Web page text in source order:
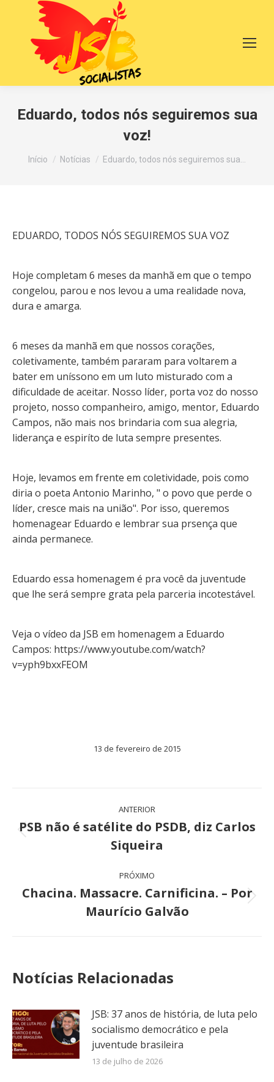
Eduardo, todos nós seguiremos sua
voz!
Você está aqui:
Início Notícias Eduardo, todos nós seguiremos sua…
EDUARDO, TODOS NÓS SEGUIREMOS SUA VOZ
Hoje completam 6 meses da manhã em que o tempo
congelou, parou e nos levou a uma realidade nova,
dura e amarga.
6 meses da manhã em que nossos corações,
coletivamente, também pararam para voltarem a
bater em uníssono em um luto misturado com a
dificuldade de aceitar. Nosso líder, porta voz do nosso
projeto, nosso companheiro, amigo, mentor, Eduardo
Campos, não mais nos brindaria com sua alegria,
liderança e espiríto de luta sempre presentes.
Hoje, levamos em frente em coletividade, pois como
diria o poeta Antonio Marinho, " o povo que perde o
líder, cresce mais na união". Por isso, queremos
homenagear Eduardo e lembrar sua prsença que
ainda permanece.
Eduardo essa homenagem é pra você da juventude
que lhe será sempre grata pela parceria incotestável.
Veja o vídeo da JSB em homenagem a Eduardo
Campos: https://www.youtube.com/watch?
v=yph9bxxFEOM
13 de fevereiro de 2015
Navegação
de
ANTERIOR
Post
anterior:
PSB não é satélite do PSDB, diz Carlos
Siqueira
PRÓXIMO
Próximo
post:
Chacina. Massacre. Carnificina. – Por
Maurício Galvão
Notícias Relacionadas
JSB: 37 anos de história, de luta pelo
socialismo democrático e pela
juventude brasileira
13 de julho de 2026